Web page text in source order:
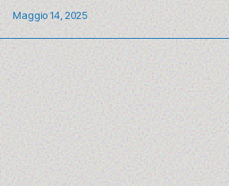
Maggio 14, 2025